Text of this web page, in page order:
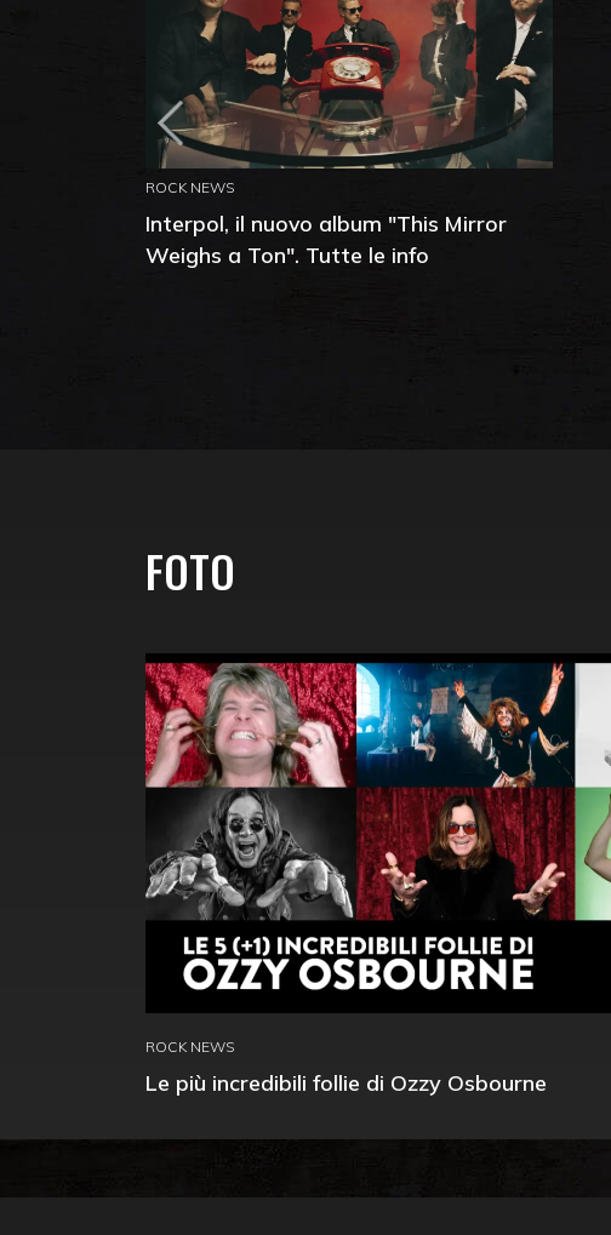
ROCK NEWS
Interpol, il nuovo album "This Mirror
Weighs a Ton". Tutte le info
FOTO
ROCK NEWS
Le più incredibili follie di Ozzy Osbourne